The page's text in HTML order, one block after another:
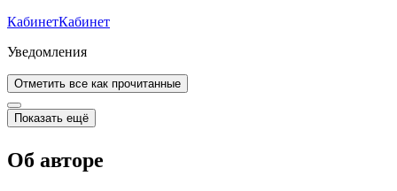
КабинетКабинет
Уведомления
Отметить все как прочитанные
Показать ещё
Об авторе